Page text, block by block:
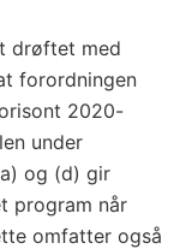
drøftet med
forordningen
2020-
under
og (d) gir
program når
omfatter også